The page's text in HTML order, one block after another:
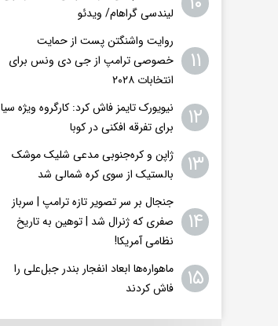
لیندسی گراهام/ ویدئو
۱۱
روایت واشنگتن پست از حمایت
خصوصی ترامپ از جی دی ونس برای
انتخابات ۲۰۲۸
۱۲
نیویورک تایمز فاش کرد: کارگروه ویژه سیا
برای تفرقه افکنی در کوبا
۱۳
ژاپن و کره‌جنوبی مدعی شلیک موشک
بالستیک از سوی کره شمالی شد
۱۴
جنجال بر سر تصویر تازه ترامپ | سرباز
صفری که ژنرال شد | توهین به تاریخ
نظامی آمریکا!
۱۵
ماهواره‌ها ابعاد انفجار بندر جبل‌علی را
فاش کردند